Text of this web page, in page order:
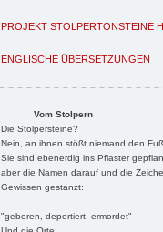
PROJEKT STOLPERTONSTEINE
ENGLISCHE ÜBERSETZUNGEN
Vom Stolpern
Die Stolpersteine?
Nein, an ihnen stößt niemand den Fuß
Sie sind ebenerdig ins Pflaster
aber die Namen darauf und die
Gewissen gestanzt:
"geboren, deportiert, ermordet"